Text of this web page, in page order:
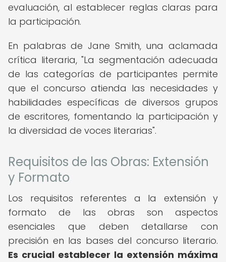
evaluación, al establecer reglas claras para
la participación.
En palabras de Jane Smith, una aclamada
crítica literaria, "La segmentación adecuada
de las categorías de participantes permite
que el concurso atienda las necesidades y
habilidades específicas de diversos grupos
de escritores, fomentando la participación y
la diversidad de voces literarias".
Requisitos de las Obras: Extensión
y Formato
Los requisitos referentes a la extensión y
formato de las obras son aspectos
esenciales que deben detallarse con
precisión en las bases del concurso literario.
Es crucial establecer la extensión máxima